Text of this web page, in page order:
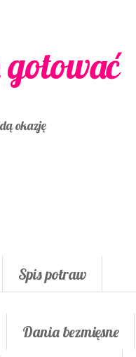
okazję
Spis potraw
Dania bezmięsne